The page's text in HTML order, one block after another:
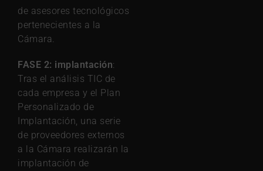
de asesores tecnológicos
pertenecientes a la
Cámara.
FASE 2: implantación:
Tras el análisis TIC de
cada empresa y el Plan
Personalizado de
Implantación, una serie
de proveedores externos
a la Cámara realizarán la
implantación de